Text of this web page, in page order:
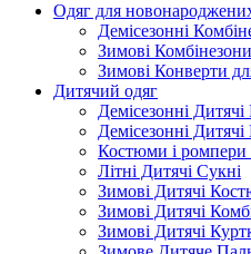
Одяг для
Демісезонні
Зимові
Зимові Конверти
Дитячий одяг
Демісезонні
Демісезонні
Костюми і ромпери
Літні Дитячі Сукні
Зимові Дитячі
Зимові Дитячі
Зимові Дитячі